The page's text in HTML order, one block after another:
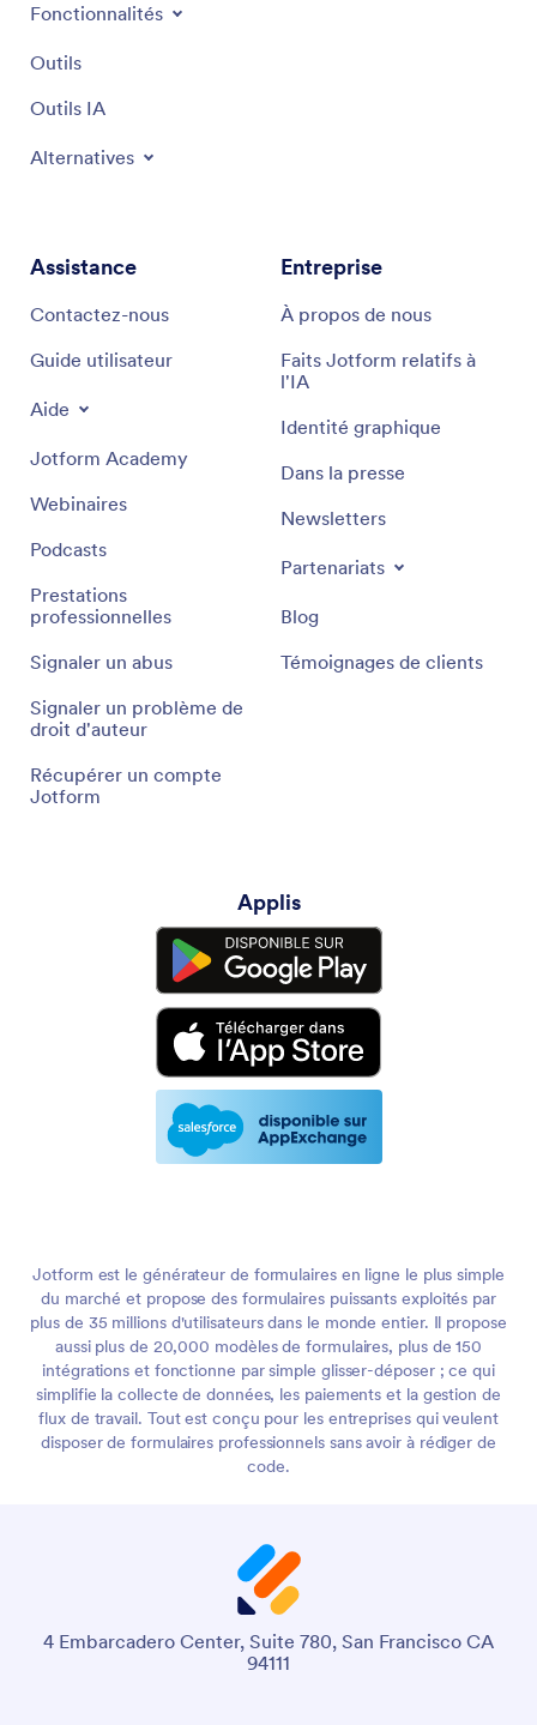
Fonctionnalités
Outils
Outils IA
Alternatives
Assistance
Contactez-nous
Guide utilisateur
Aide
Jotform Academy
Webinaires
Podcasts
Prestations
professionnelles
Signaler un abus
Signaler un problème de
droit d'auteur
Récupérer un compte
Jotform
Entreprise
À propos de nous
Faits Jotform relatifs à
l'IA
Identité graphique
Dans la presse
Newsletters
Partenariats
Blog
Témoignages de clients
Applis
Jotform est le générateur de formulaires en ligne le plus simple
du marché et propose des formulaires puissants exploités par
plus de 35 millions d'utilisateurs dans le monde entier. Il propose
aussi plus de 20,000 modèles de formulaires, plus de 150
intégrations et fonctionne par simple glisser-déposer ; ce qui
simplifie la collecte de données, les paiements et la gestion de
flux de travail. Tout est conçu pour les entreprises qui veulent
disposer de formulaires professionnels sans avoir à rédiger de
code.
4 Embarcadero Center, Suite 780, San Francisco CA
94111